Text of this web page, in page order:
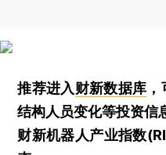
推荐进入财新数据库
结构人员变化等投资信
财新机器人产业指数